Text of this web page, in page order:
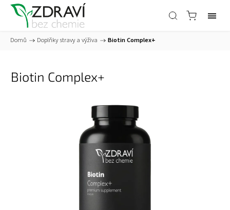
Domů / Doplňky stravy a výživa / Biotin Complex+
Biotin Complex+